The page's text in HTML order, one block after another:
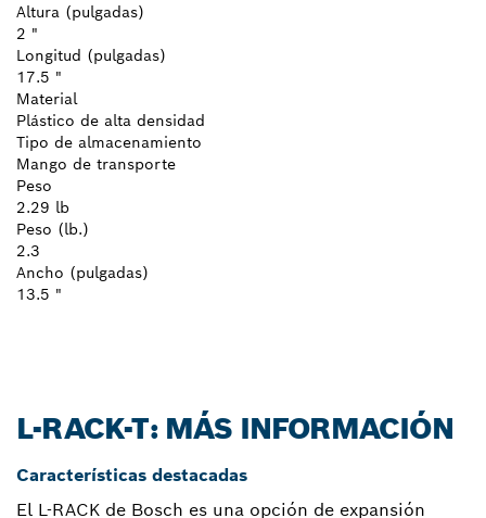
Altura (pulgadas)
2 "
Longitud (pulgadas)
17.5 "
Material
Plástico de alta densidad
Tipo de almacenamiento
Mango de transporte
Peso
2.29 lb
Peso (lb.)
2.3
Ancho (pulgadas)
13.5 "
L-RACK-T: MÁS INFORMACIÓN
Características destacadas
El L-RACK de Bosch es una opción de expansión